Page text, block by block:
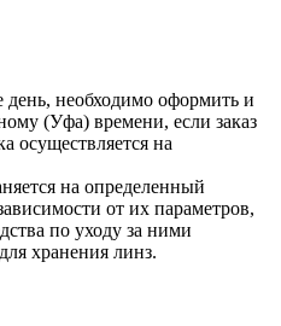
день, необходимо оформить и
(Уфа) времени, если заказ
осуществляется на
на определенный
от их параметров,
по уходу за ними
хранения линз.